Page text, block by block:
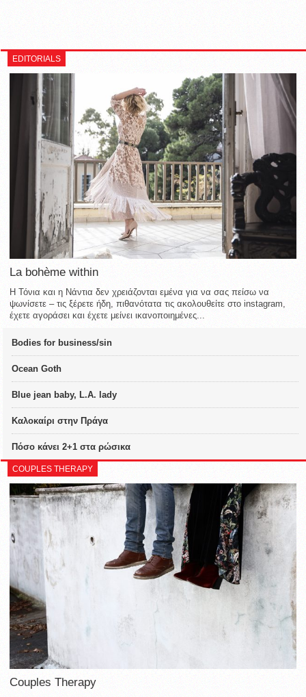
EDITORIALS
La bohème within
Η Τόνια και η Νάντια δεν χρειάζονται εμένα για να σας πείσω να
ψωνίσετε – τις ξέρετε ήδη, πιθανότατα τις ακολουθείτε στο instagram,
έχετε αγοράσει και έχετε μείνει ικανοποιημένες...
Bodies for business/sin
Ocean Goth
Blue jean baby, L.A. lady
Καλοκαίρι στην Πράγα
Πόσο κάνει 2+1 στα ρώσικα
COUPLES THERAPY
Couples Therapy